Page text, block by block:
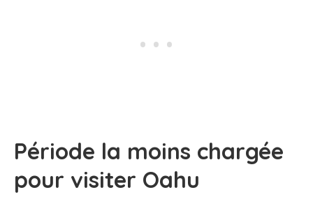
Période la moins chargée
pour visiter Oahu